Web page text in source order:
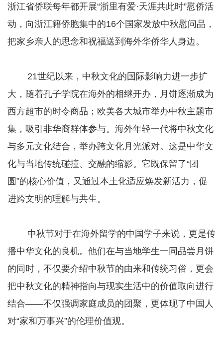
浙江省侨联每年都开展“浙里有爱·天涯共此时”慰侨活
动，向浙江籍侨胞集中的16个国家发放中秋慰问品，
把家乡亲人的思念和祝福送到海外华侨华人身边。
21世纪以来，中秋文化的国际影响力进一步扩
大，随着孔子学院在海外的相继开办，月饼逐渐成为
西方超市的时令商品；欧美各大城市举办中秋主题市
集，吸引非华裔群体参与。海外年轻一代将中秋文化
与多元文化结合，举办跨文化月光派对。这是中华文
化与当地传统碰撞、交融的缩影。它既保留了“团
圆”的核心价值，又通过本土化适应焕发新活力，促
进跨文明的理解与共生。
中秋节对于在海外留学的中国学子来说，更是传
播中华文化的良机。他们在与当地学生一同品尝月饼
的同时，不仅要介绍中秋节的由来和传统习俗，更会
把中秋文化的精神指向与现实生活中的价值取向进行
结合——不仅强调家庭成员的团聚，更体现了中国人
对“家和万事兴”的伦理价值观。